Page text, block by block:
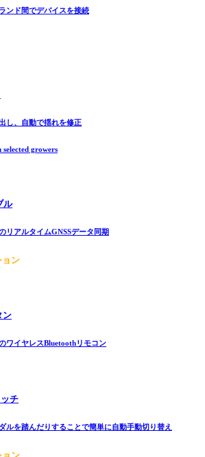
ンド間でデバイスを接続
し、自動で揺れを修正
growers
ル
リアルタイムGNSSデータ同期
ョン
ン
ワイヤレスBluetoothリモコン
チ
ルを踏んだりすることで簡単に自動手動切り替え